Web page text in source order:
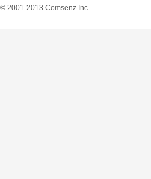
© 2001-2013 Comsenz Inc.